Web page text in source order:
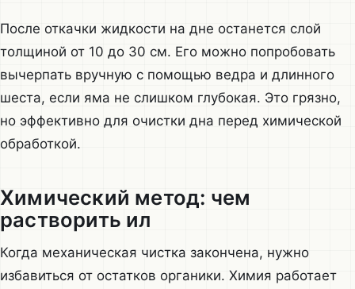
После откачки жидкости на дне останется слой
толщиной от 10 до 30 см. Его можно попробовать
вычерпать вручную с помощью ведра и длинного
шеста, если яма не слишком глубокая. Это грязно,
но эффективно для очистки дна перед химической
обработкой.
Химический метод: чем
растворить ил
Когда механическая чистка закончена, нужно
избавиться от остатков органики. Химия работает